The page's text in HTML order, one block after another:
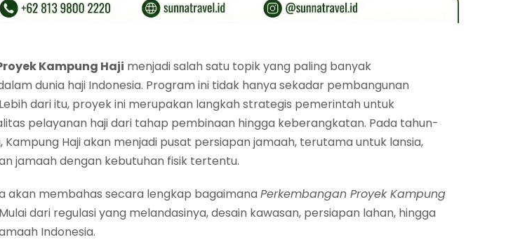
Kampung Haji menjadi salah satu topik yang paling banyak
dunia haji Indonesia. Program ini tidak hanya sekadar pembangunan
dari itu, proyek ini merupakan langkah strategis pemerintah untuk
pelayanan haji dari tahap pembinaan hingga keberangkatan. Pada tahun-
Haji akan menjadi pusat persiapan jamaah, terutama untuk lansia,
jamaah dengan kebutuhan fisik tertentu.
akan membahas secara lengkap bagaimanaPerkembangan Proyek Kampung
dari regulasi yang melandasinya, desain kawasan, persiapan lahan, hingga
Indonesia.